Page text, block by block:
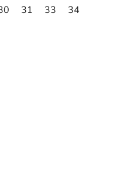
31 33 34